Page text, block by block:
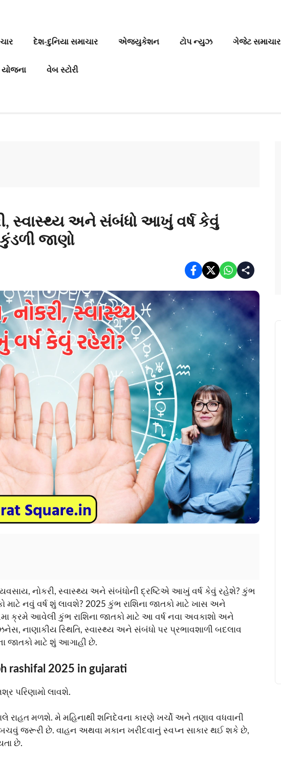
દેશ-દુનિયા સમાચાર એજ્યુકેશન ટોપ ન્યુઝ ગેજેટ સમાચાર
યોજના વેબ સ્ટોરી
સ્વાસ્થ્ય અને સંબંધો આખું વર્ષ કેવું
કુંડળી જાણો
વ્યવસાય, નોકરી, સ્વાસ્થ્ય અને સંબંધોની દ્રષ્ટિએ આખું વર્ષ કેવું રહેશે? કુંભ
માટે નવું વર્ષ શું લાવશે? 2025 કુંભ રાશિના જાતકો માટે ખાસ અને
ક્રમે આવેલી કુંભ રાશિના જાતકો માટે આ વર્ષ નવા અવકાશો અને
નાણાકીય સ્થિતિ, સ્વાસ્થ્ય અને સંબંધો પર પ્રભાવશાળી બદલાવ
જાતકો માટે શું આગાહી છે.
2025 in gujarati
પરિણામો લાવશે.
રાહત મળશે. મે મહિનાથી શનિદેવના કારણે ખર્ચો અને તણાવ વધવાની
જરૂરી છે. વાહન અથવા મકાન ખરીદવાનું સ્વપ્ન સાકાર થઈ શકે છે,
છે.